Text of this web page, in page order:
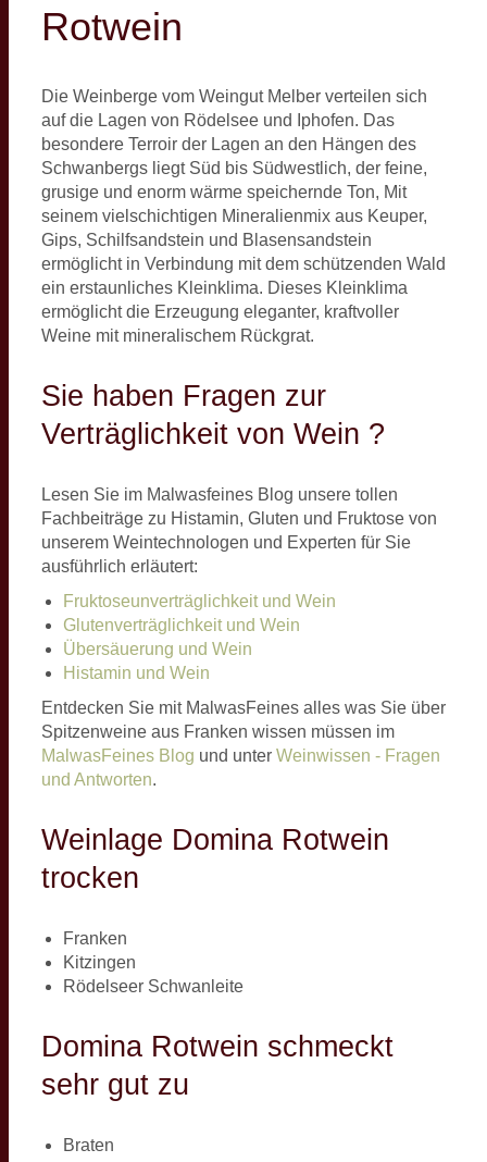
Rotwein
Die Weinberge vom Weingut Melber verteilen sich
auf die Lagen von Rödelsee und Iphofen. Das
besondere Terroir der Lagen an den Hängen des
Schwanbergs liegt Süd bis Südwestlich, der feine,
grusige und enorm wärme speichernde Ton, Mit
seinem vielschichtigen Mineralienmix aus Keuper,
Gips, Schilfsandstein und Blasensandstein
ermöglicht in Verbindung mit dem schützenden Wald
ein erstaunliches Kleinklima. Dieses Kleinklima
ermöglicht die Erzeugung eleganter, kraftvoller
Weine mit mineralischem Rückgrat.
Sie haben Fragen zur
Verträglichkeit von Wein ?
Lesen Sie im Malwasfeines Blog unsere tollen
Fachbeiträge zu Histamin, Gluten und Fruktose von
unserem Weintechnologen und Experten für Sie
ausführlich erläutert:
Fruktoseunverträglichkeit und Wein
Glutenverträglichkeit und Wein
Übersäuerung und Wein
Histamin und Wein
Entdecken Sie mit MalwasFeines alles was Sie über
Spitzenweine aus Franken wissen müssen im
MalwasFeines Blog und unter Weinwissen - Fragen
und Antworten.
Weinlage Domina Rotwein
trocken
Franken
Kitzingen
Rödelseer Schwanleite
Domina Rotwein schmeckt
sehr gut zu
Braten